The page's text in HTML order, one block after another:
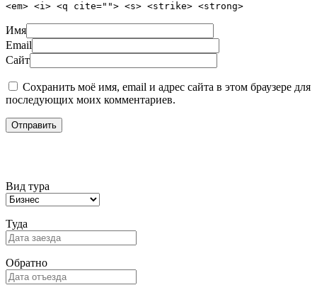
<em> <i> <q cite=""> <s> <strike> <strong>
Имя
Email
Сайт
Сохранить моё имя, email и адрес сайта в этом браузере для
последующих моих комментариев.
Вид тура
Туда
Обратно